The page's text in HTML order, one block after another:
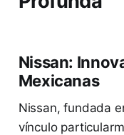
Nissan:
Mexicanas
Nissan, fundada
vínculo